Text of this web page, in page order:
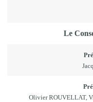
Le
Olivier ROUVELLAT,